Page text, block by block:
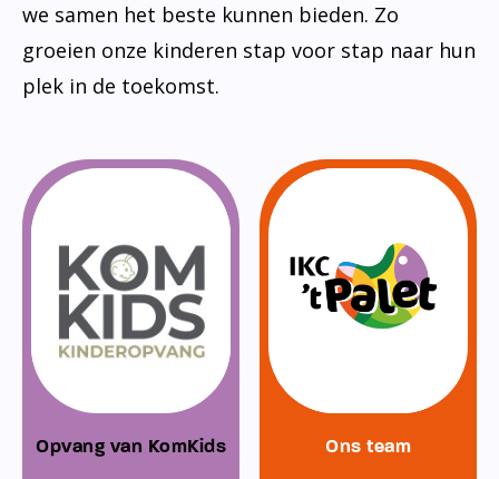
we samen het beste kunnen bieden. Zo
groeien onze kinderen stap voor stap naar hun
plek in de toekomst.
Opvang van KomKids Ons team